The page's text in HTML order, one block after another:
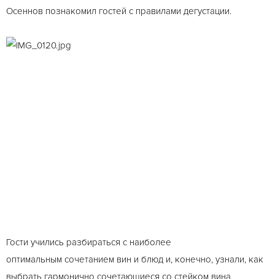
Осеннов познакомил гостей с правилами дегустации.
Гости учились разбираться с наиболее
оптимальным сочетанием вин и блюд и, конечно, узнали, как
выбрать гармонично сочетающиеся со стейком вина.